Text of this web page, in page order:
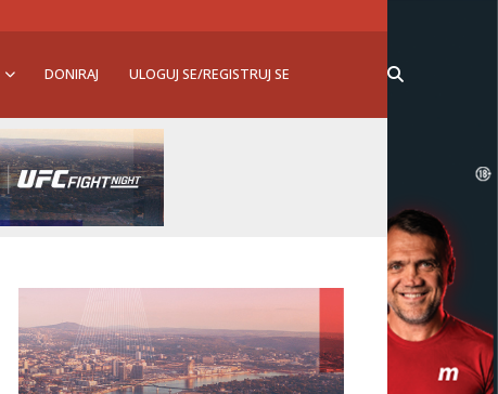
DONIRAJ ULOGUJ SE/REGISTRUJ SE